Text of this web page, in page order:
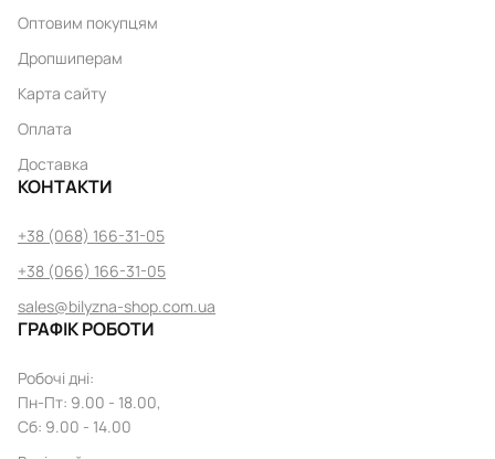
Оптовим покупцям
Дропшиперам
Карта сайту
Оплата
Доставка
КОНТАКТИ
+38 (068) 166-31-05
+38 (066) 166-31-05
sales@bilyzna-shop.com.ua
ГРАФІК РОБОТИ
Робочі дні:
Пн-Пт: 9.00 - 18.00,
Сб: 9.00 - 14.00